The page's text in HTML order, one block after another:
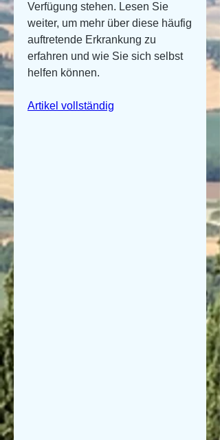
Verfügung stehen. Lesen Sie
weiter, um mehr über diese häufig
auftretende Erkrankung zu
erfahren und wie Sie sich selbst
helfen können.
Artikel vollständig